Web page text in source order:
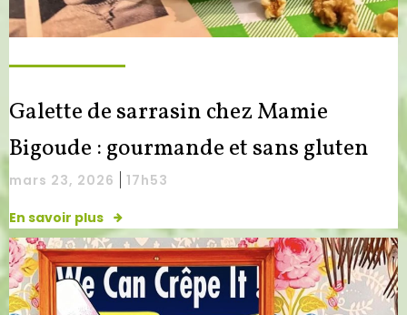
Galette de sarrasin chez Mamie
Bigoude : gourmande et sans gluten
mars 23, 2026 17h53
En savoir plus